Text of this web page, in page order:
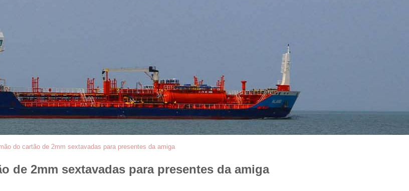
do cartão de 2mm sextavadas para presentes da amiga
de 2mm sextavadas para presentes da amiga